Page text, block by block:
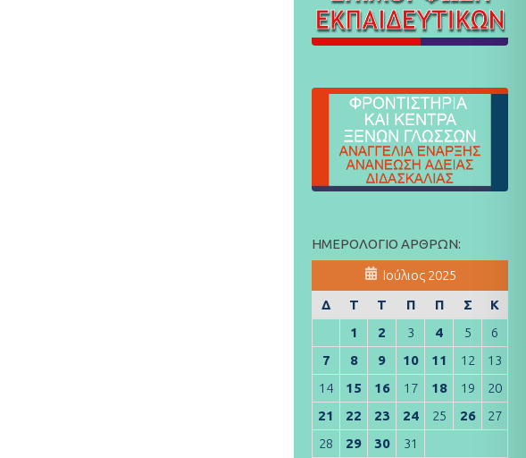
ΗΜΕΡΟΛΌΓΙΟ ΆΡΘΡΩΝ:
Ιούλιος 2025
Δ
Τ Τ Π Π Σ
Κ
1
2 3 4 5
6
7
8 9 10 11 12
13
14
15 16 17 18 19
20
21
22 23 24 25 26
27
28
29 30
31